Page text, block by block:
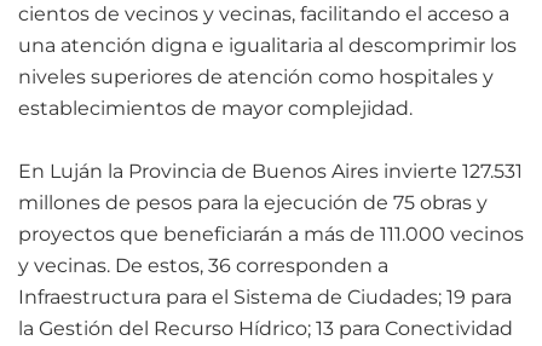
cientos de vecinos y vecinas, facilitando el acceso a
una atención digna e igualitaria al descomprimir los
niveles superiores de atención como hospitales y
establecimientos de mayor complejidad.
En Luján la Provincia de Buenos Aires invierte 127.531
millones de pesos para la ejecución de 75 obras y
proyectos que beneficiarán a más de 111.000 vecinos
y vecinas. De estos, 36 corresponden a
Infraestructura para el Sistema de Ciudades; 19 para
la Gestión del Recurso Hídrico; 13 para Conectividad